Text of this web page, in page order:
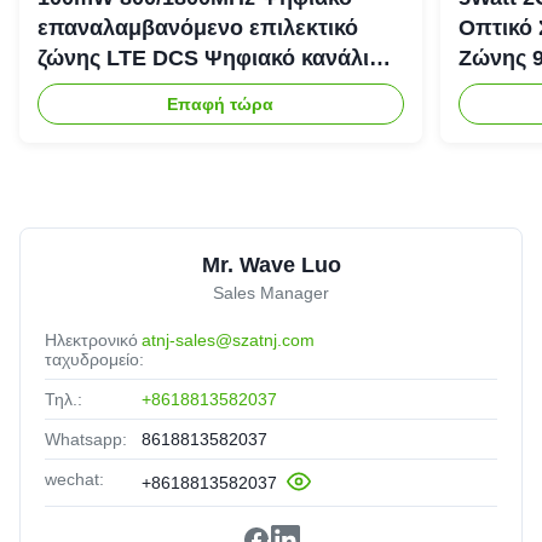
επαναλαμβανόμενο επιλεκτικό
ζώνης LTE DCS Ψηφιακό κανάλι
Επιλεκτικό επαναλαμβανόμενο
Bda Pico
Επαφή τώρα
Οπτικό
Ζώνης
Mr. Wave Luo
Sales Manager
Ηλεκτρονικό
ταχυδρομείο:
atnj-sales@szatnj.com
Τηλ.: +8618813582037
Whatsapp: 8618813582037
wechat: +8618813582037